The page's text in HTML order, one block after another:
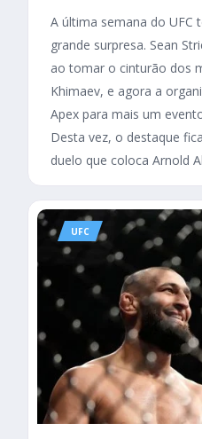
A última semana do UFC
grande surpresa. Sean
ao tomar o cinturão dos
Khimaev, e agora a
Apex para mais um
Desta vez, o destaque
duelo que coloca Arnold
UFC